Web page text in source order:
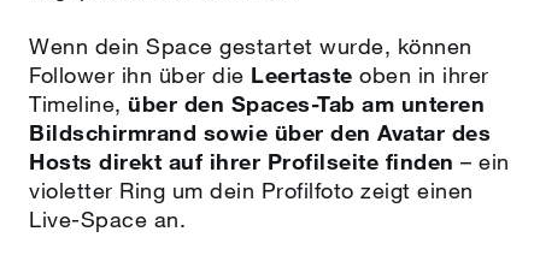
Wenn dein Space gestartet wurde, können
Follower ihn über die Leertaste oben in ihrer
Timeline, über den Spaces-Tab am unteren
Bildschirmrand sowie über den Avatar des
Hosts direkt auf ihrer Profilseite finden – ein
violetter Ring um dein Profilfoto zeigt einen
Live-Space an.